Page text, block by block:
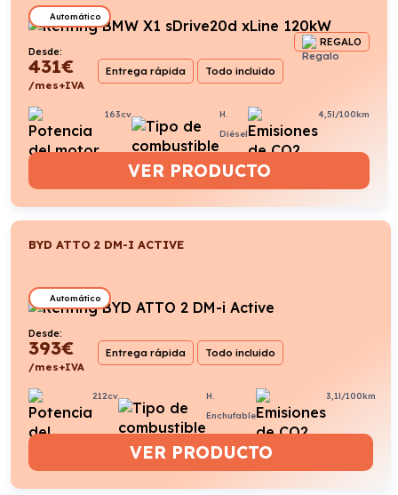
Automático
REGALO
Desde:
431€
/mes+IVA
Entrega rápida Todo incluido
163cv
H.
Diésel
4,5l/100km
VER PRODUCTO
BYD ATTO 2 DM-I ACTIVE
Automático
Desde:
393€
/mes+IVA
Entrega rápida Todo incluido
212cv
H.
Enchufable
3,1l/100km
VER PRODUCTO